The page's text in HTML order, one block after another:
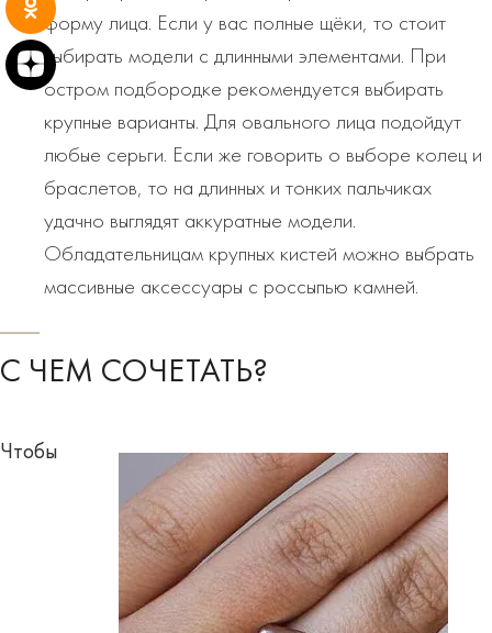
форму лица. Если у вас полные щёки, то стоит
выбирать модели с длинными элементами. При
остром подбородке рекомендуется выбирать
крупные варианты. Для овального лица подойдут
любые серьги. Если же говорить о выборе колец и
браслетов, то на длинных и тонких пальчиках
удачно выглядят аккуратные модели.
Обладательницам крупных кистей можно выбрать
массивные аксессуары с россыпью камней.
С ЧЕМ СОЧЕТАТЬ?
Чтобы